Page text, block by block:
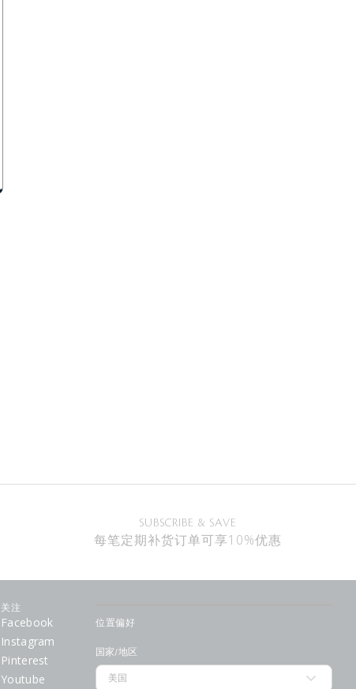
SUBSCRIBE & SAVE
每笔定期补货订单可享10%优惠
关注
Facebook
Instagram
Pinterest
Youtube
位置偏好
国家/地区